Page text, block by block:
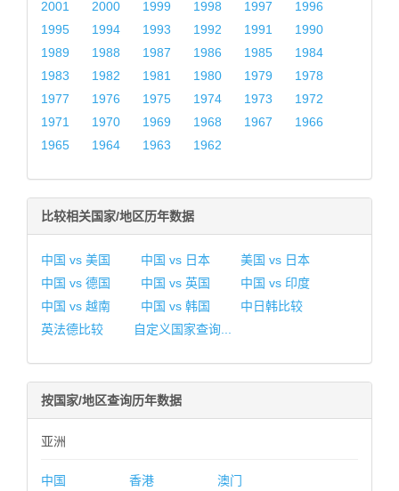
2001 2000 1999 1998 1997
1996
1995
1994 1993 1992 1991
1990
1989
1988 1987 1986 1985
1984
1983
1982 1981 1980 1979
1978
1977
1976 1975 1974 1973
1972
1971
1970 1969 1968 1967
1966
1965
1964 1963 1962
比较相关国家/地区历年数据
中国 vs 美国 中国 vs 日本
美国 vs 日本
中国 vs 德国
中国 vs 英国
中国 vs 印度
中国 vs 越南
中国 vs 韩国
中日韩比较
英法德比较
自定义国家查询...
按国家/地区查询历年数据
亚洲
中国 香港
澳门